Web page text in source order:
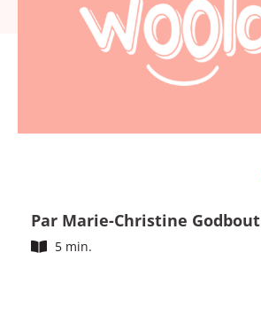
Par Marie-Christine Godbout
5 min.